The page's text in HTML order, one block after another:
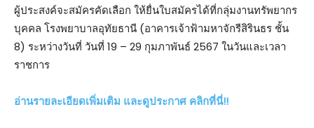
ผู้ประสงค์จะสมัครคัดเลือก ให้ยื่นใบสมัครได้ที่กลุ่มงานทรัพยากร
บุคคล โรงพยาบาลอุทัยธานี (อาคารเจ้าฟ้ามหาจักรีสิรินธร ชั้น
8) ระหว่างวันที่ วันที่ 19 – 29 กุมภาพันธ์ 2567 ในวันและเวลา
ราชการ
อ่านรายละเอียดเพิ่มเติม และดูประกาศ คลิกที่นี่!!